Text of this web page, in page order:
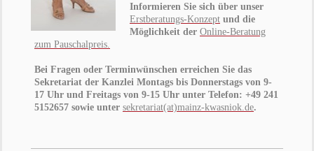
Informieren Sie sich über unser
Erstberatungs-Konzept und die
Möglichkeit der Online-Beratung
zum Pauschalpreis.
Bei Fragen oder Terminwünschen erreichen Sie das
Sekretariat der Kanzlei Montags bis Donnerstags von 9-
17 Uhr und Freitags von 9-15 Uhr unter Telefon: +49 241
5152657 sowie unter sekretariat(at)mainz-kwasniok.de.